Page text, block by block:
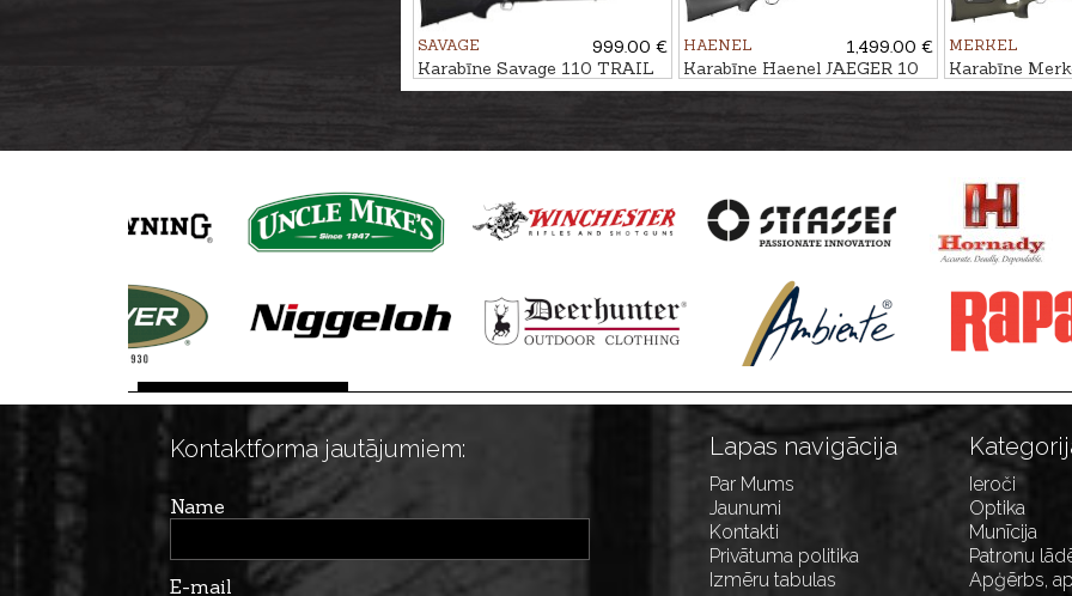
SAVAGE
999.00 €
Karabīne Savage 110 TRAIL
Hunter Lite kal. 6,5
HAENEL
1,499.00 €
Karabīne Haenel JAEGER 10
Varmint kal. .300Win.Mag.
MERKEL
Karabīne
Speedster kal.
Kontaktforma jautājumiem:
Name
E-mail
Lapas navigācija
Par Mums
Jaunumi
Kontakti
Privātuma politika
Izmēru tabulas
Ieroči
Optika
Munīcija
Patronu
Apģērbs,